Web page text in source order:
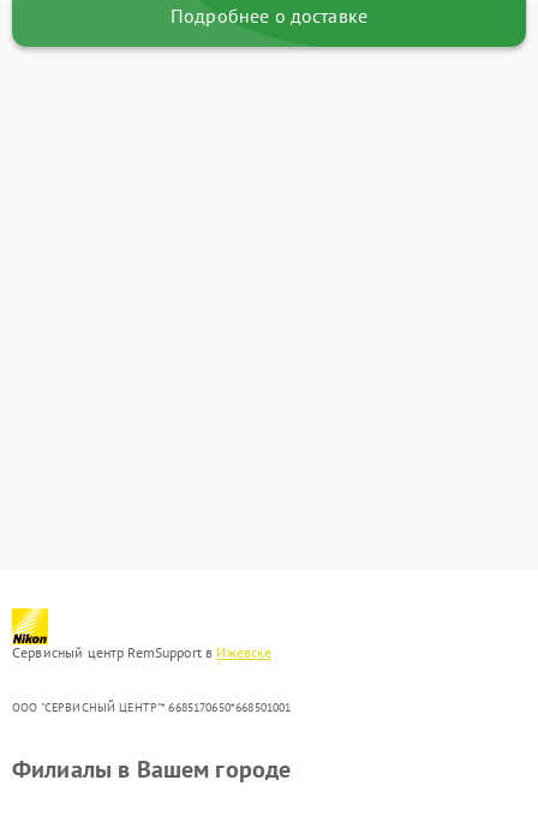
Подробнее о доставке
Сервисный центр RemSupport в Ижевске
ООО "СЕРВИСНЫЙ ЦЕНТР"* 6685170650*668501001
Филиалы в Вашем городе